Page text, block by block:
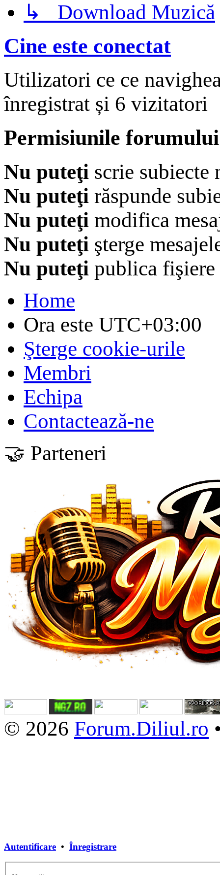
↳ Download Muzică
Cine este conectat
Utilizatori ce ce
înregistrat și 6 vizitatori
Permisiunile forumului
Nu puteţi scrie subiecte
Nu puteţi răspunde
Nu puteţi modifica
Nu puteţi şterge
Nu puteţi publica fişiere
Home
Ora este UTC+03:00
Şterge cookie-urile
Membri
Echipa
Contactează-ne
🤝 Parteneri
© 2026 Forum.Diliul.ro
Autentificare • Înregistrare